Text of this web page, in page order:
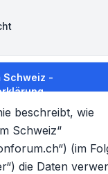
Schweiz -
beschreibt, wie
Schweiz“
(im
die Daten